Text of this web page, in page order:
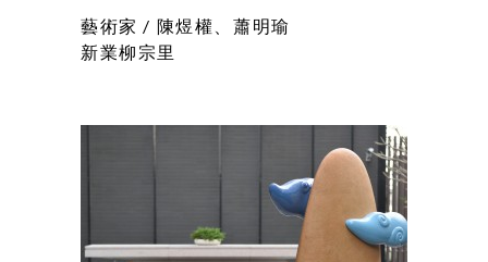
藝術家 / 陳煜權、蕭明瑜
新業柳宗里